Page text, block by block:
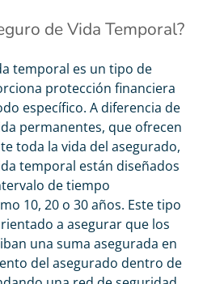
de Vida Temporal?
temporal es un tipo de
protección financiera
específico. A diferencia de
permanentes, que ofrecen
toda la vida del asegurado,
temporal están diseñados
de tiempo
10, 20 o 30 años. Este tipo
a asegurar que los
una suma asegurada en
del asegurado dentro de